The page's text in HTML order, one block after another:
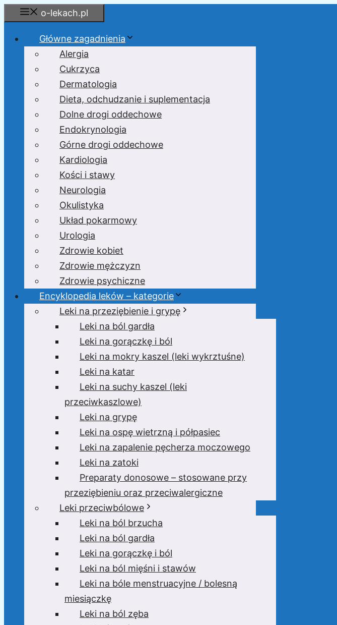
Przejdź
do
o-lekach.pl
Główne zagadnienia
Alergia
Cukrzyca
Dermatologia
Dieta, odchudzanie i suplementacja
Dolne drogi oddechowe
Endokrynologia
Górne drogi oddechowe
Kardiologia
Kości i stawy
Neurologia
Okulistyka
Układ pokarmowy
Urologia
Zdrowie kobiet
Zdrowie mężczyzn
Zdrowie psychiczne
Encyklopedia leków – kategorie
Leki na przeziębienie i grypę
Leki na ból gardła
Leki na gorączkę i ból
Leki na mokry kaszel (leki wykrztuśne)
Leki na katar
Leki na suchy kaszel (leki
przeciwkaszlowe)
Leki na grypę
Leki na ospę wietrzną i półpasiec
Leki na zapalenie pęcherza moczowego
Leki na zatoki
Preparaty donosowe – stosowane przy
przeziębieniu oraz przeciwalergiczne
Leki przeciwbólowe
Leki na ból brzucha
Leki na ból gardła
Leki na gorączkę i ból
Leki na ból mięśni i stawów
Leki na bóle menstruacyjne / bolesną
miesiączkę
Leki na ból zęba